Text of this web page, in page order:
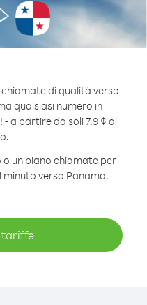
di qualità verso
qualsiasi numero in
- a partire da soli 7.9 ¢ al
un piano chiamate per
verso Panama.
tariffe